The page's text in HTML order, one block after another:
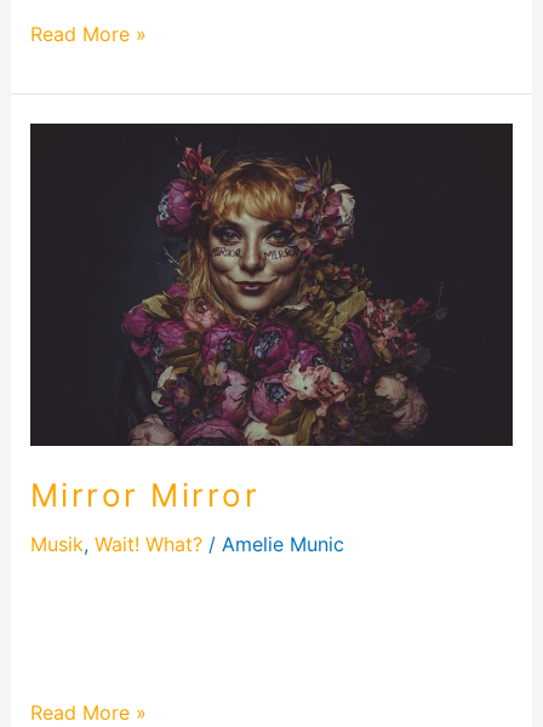
Read More »
Mirror Mirror
Musik, Wait! What?/ Amelie Munic
Read More »